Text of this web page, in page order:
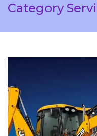
Category